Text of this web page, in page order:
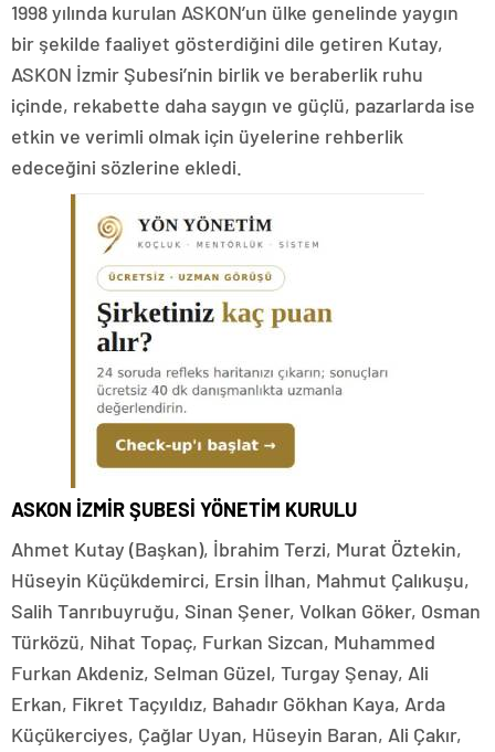
1998 yılında kurulan ASKON’un ülke genelinde yaygın
bir şekilde faaliyet gösterdiğini dile getiren Kutay,
ASKON İzmir Şubesi’nin birlik ve beraberlik ruhu
içinde, rekabette daha saygın ve güçlü, pazarlarda ise
etkin ve verimli olmak için üyelerine rehberlik
edeceğini sözlerine ekledi.
ASKON İZMİR ŞUBESİ YÖNETİM KURULU
Ahmet Kutay (Başkan), İbrahim Terzi, Murat Öztekin,
Hüseyin Küçükdemirci, Ersin İlhan, Mahmut Çalıkuşu,
Salih Tanrıbuyruğu, Sinan Şener, Volkan Göker, Osman
Türközü, Nihat Topaç, Furkan Sizcan, Muhammed
Furkan Akdeniz, Selman Güzel, Turgay Şenay, Ali
Erkan, Fikret Taçyıldız, Bahadır Gökhan Kaya, Arda
Küçükerciyes, Çağlar Uyan, Hüseyin Baran, Ali Çakır,